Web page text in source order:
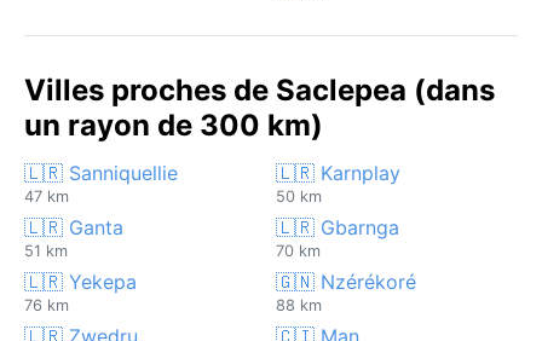
Villes proches de Saclepea (dans
un rayon de 300 km)
🇱🇷 Sanniquellie
47 km
🇱🇷 Karnplay
50 km
🇱🇷 Ganta
51 km
🇱🇷 Gbarnga
70 km
🇱🇷 Yekepa
76 km
🇬🇳 Nzérékoré
88 km
🇱🇷 Zwedru 🇨🇮 Man